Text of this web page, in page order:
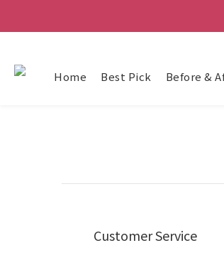
Home Best Pick Before &
Customer Service